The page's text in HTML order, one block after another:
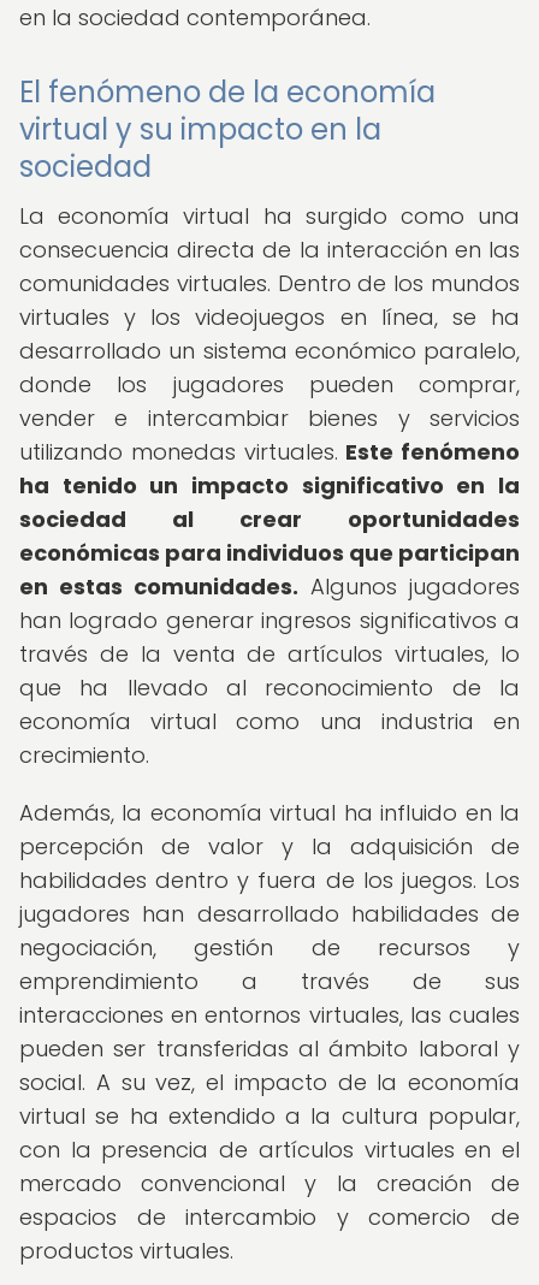
en la sociedad contemporánea.
El fenómeno de la economía
virtual y su impacto en la
sociedad
La economía virtual ha surgido como una
consecuencia directa de la interacción en las
comunidades virtuales. Dentro de los mundos
virtuales y los videojuegos en línea, se ha
desarrollado un sistema económico paralelo,
donde los jugadores pueden comprar,
vender e intercambiar bienes y servicios
utilizando monedas virtuales. Este fenómeno
ha tenido un impacto significativo en la
sociedad al crear oportunidades
económicas para individuos que participan
en estas comunidades. Algunos jugadores
han logrado generar ingresos significativos a
través de la venta de artículos virtuales, lo
que ha llevado al reconocimiento de la
economía virtual como una industria en
crecimiento.
Además, la economía virtual ha influido en la
percepción de valor y la adquisición de
habilidades dentro y fuera de los juegos. Los
jugadores han desarrollado habilidades de
negociación, gestión de recursos y
emprendimiento a través de sus
interacciones en entornos virtuales, las cuales
pueden ser transferidas al ámbito laboral y
social. A su vez, el impacto de la economía
virtual se ha extendido a la cultura popular,
con la presencia de artículos virtuales en el
mercado convencional y la creación de
espacios de intercambio y comercio de
productos virtuales.